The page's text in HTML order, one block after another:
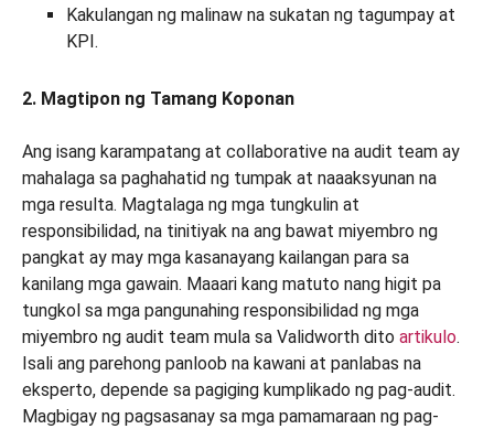
Kakulangan ng malinaw na sukatan ng tagumpay at
KPI.
2. Magtipon ng Tamang Koponan
Ang isang karampatang at collaborative na audit team ay
mahalaga sa paghahatid ng tumpak at naaaksyunan na
mga resulta. Magtalaga ng mga tungkulin at
responsibilidad, na tinitiyak na ang bawat miyembro ng
pangkat ay may mga kasanayang kailangan para sa
kanilang mga gawain. Maaari kang matuto nang higit pa
tungkol sa mga pangunahing responsibilidad ng mga
miyembro ng audit team mula sa Validworth dito artikulo.
Isali ang parehong panloob na kawani at panlabas na
eksperto, depende sa pagiging kumplikado ng pag-audit.
Magbigay ng pagsasanay sa mga pamamaraan ng pag-